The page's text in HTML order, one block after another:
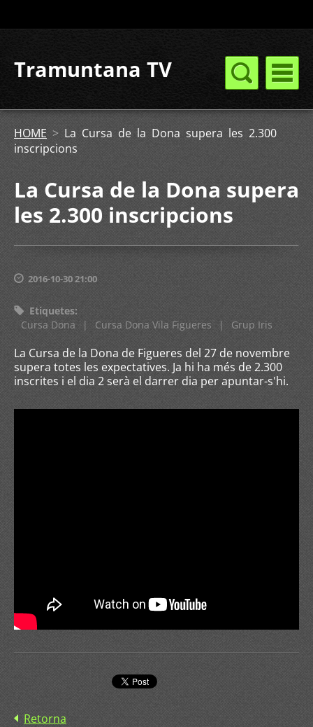
Tramuntana TV
HOME > La Cursa de la Dona supera les 2.300
inscripcions
La Cursa de la Dona supera
les 2.300 inscripcions
2016-10-30 21:00
Etiquetes:
Cursa Dona
| Cursa Dona Vila Figueres | Grup Iris
La Cursa de la Dona de Figueres del 27 de novembre
supera totes les expectatives. Ja hi ha més de 2.300
inscrites i el dia 2 serà el darrer dia per apuntar-s'hi.
Retorna